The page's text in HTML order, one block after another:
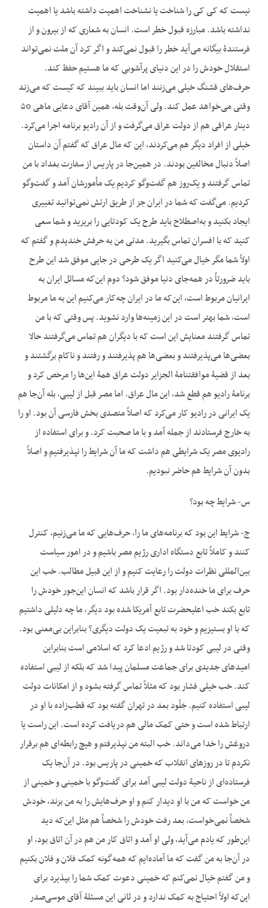
نیست که کی کی را شناخت یا نشناخت اهمیت داشته باشد یا اهمیت
نداشته باشد. مبارزه قبول خطر است. انسان به شعاری که از بیرون و از
فرستندۀ بیگانه می‌آید خطر را قبول نمی‌کند و اگر کرد آن ملت نمی‌تواند
استقلال خودش را در این دنیای پرآشوبی که ما هستیم حفظ کند.
حرف‌های قشنگ خیلی می‌زنند اما انسان باید ببیند که کیست که می‌زند
وقتی می‌خواهد عمل کند. ولی آن‌وقت بله، همین آقای دعایی ماهی ۵0
دینار عراقی هم از دولت عراق می‌گرفت و از آن رادیو برنامه اجرا می‌کرد.
خیلی از افراد دیگر هم می‌کردند، این که مال عراق که گفتم آن داستان
اصلاً دنبال مخالفین بودند. در همین‌جا در پاریس از سفارت بغداد با من
تماس گرفتند و یک‌روز هم گفت‌وگو کردیم یک مأمورشان آمد و گفت‌وگو
کردیم. می‌گفت که شما در ایران جز از طریق ارتش نمی‌توانید تغییری
ایجاد بکنید و به‌اصطلاح باید طرح یک کودتایی را بریزید و شما سعی
کنید که با افسران تماس بگیرید. مدتی من به حرفش خندیدم و گفتم که
اولاً شما مگر خیال می‌کنید اگر یک طرحی در جایی موفق شد این طرح
باید ضرورتاً در همه‌جای دنیا موفق شود؟ دوم این‌که مسائل ایران به
ایرانیان مربوط است، این‌که ما در ایران چه‌کار می‌کنیم این به ما مربوط
است، شما بهتر است در این زمینه‌ها وارد نشوید. پس وقتی که با من
تماس گرفتند معنایش این است که با دیگران هم تماس می‌گرفتند حالا
بعضی‌ها می‌پذیرفتند و بعضی‌ها هم پذیرفتند و رفتند و ناکام برگشتند و
بعد از قضیۀ موافقت‏نامۀ الجزایر دولت عراق همۀ این‌ها را مرخص کرد و
برنامۀ رادیو هم قطع شد، این مال عراق. اما مصر قبل از لیبی، بله آن‌جا هم
یک ایرانی در رادیو کار می‌کرد که اصلاً متصدی بخش فارسی آن بود. او را
به خارج فرستادند از جمله آمد و با ما صحبت کرد. و برای استفاده از
رادیوی مصر یک شرایطی هم داشت که ما آن شرایط را نپذیرفتیم و اصلاً
بدون آن شرایط هم حاضر نبودیم.
س- شرایط چه بود؟
ج- شرایط این بود که برنامه‌های ما را، حرف‌هایی که ما می‌زنیم، کنترل
کنند و کاملاً تابع دستگاه اداری رژیم مصر باشیم و در امور سیاست
بین‌المللی نظرات دولت را رعایت کنیم و از این قبیل مطالب. خب این
حرف برای ما خنده‌دار بود. اگر قرار باشد که انسان این‌جور خودش را
تابع بکند خب اعلی‏حضرت تابع آمریکا شده بود دیگر، ما چه دلیلی داشتیم
که با او بستیزیم و خود به تبعیت یک دولت دیگری؟ بنابراین بی‌معنی بود.
وقتی در لیبی کودتا شد و رژیم ادعا کرد که اسلامی است بنابراین
امیدهای جدیدی برای جماعت مسلمان پیدا شد که بلکه از لیبی استفاده
کند. خب خیلی فشار بود که مثلاً تماس گرفته بشود و از امکانات دولت
لیبی استفاده کنیم. جَلّود بعد در تهران گفته بود که قطب‌زاده با او در
ارتباط شده است و حتی کمک مالی هم دریافت کرده است. این راست یا
دروغش را خدا می‌داند. خب البته من نپذیرفتم و هیچ رابطه‌ای هم برقرار
نکردم تا در روزهای انقلاب که خمینی در پاریس بود. در آن‌جا یک
فرستاده‌ای از ناحیۀ دولت لیبی آمد برای گفت‌وگو با خمینی و خمینی از
من خواست که من با او دیدار کنم و او حرف‌هایش را به من بزند، خودش
شخصاً نمی‌خواست، بعد رفت خودش را شخصاً هم مثل این‌که دید
این‌طور که یادم می‌آید، ولی او آمد و اتاق کار من هم در آن اتاق بود، او
در آن‌جا به من گفت که ما آماده‌ایم که همه‌گونه کمک فلان و فلان بکنیم
و من گفتم خیال نمی‌کنم که خمینی دعوت کمک شما را بپذیرد برای
این‌که اولاً احتیاج به کمک ندارد و در ثانی این مسئلۀ آقای موسی‌صدر